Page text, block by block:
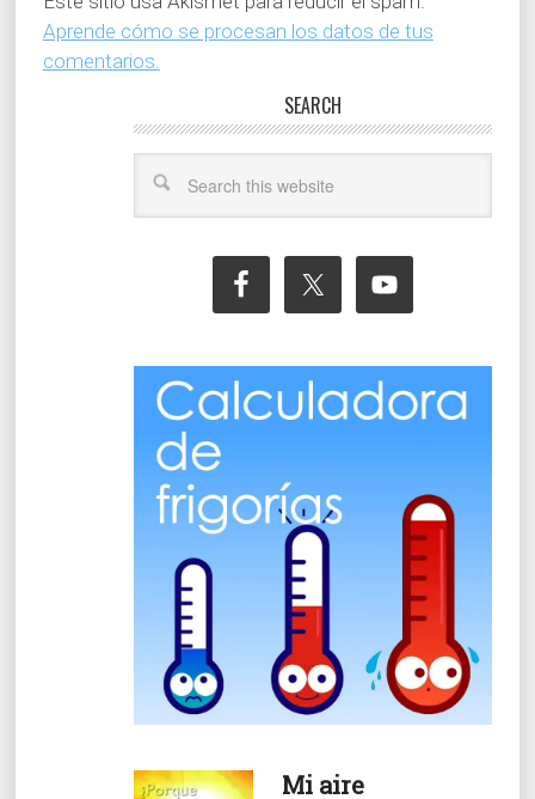
Aprende cómo se procesan los datos de tus
comentarios.
SEARCH
Mi aire